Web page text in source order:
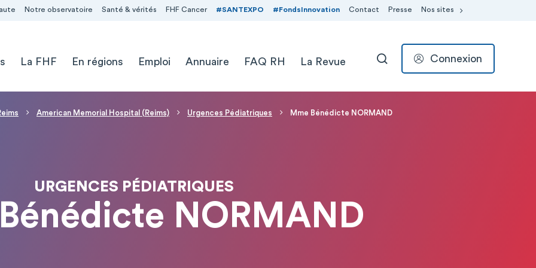
Notre observatoire Santé & vérités FHF Cancer #SANTEXPO #FondsInnovation Contact Presse Nos sites
La FHF En régions Emploi Annuaire FAQ RH La Revue RECHERCHER
Connexion
American Memorial Hospital (Reims) Urgences Pédiatriques Mme Bénédicte NORMAND
URGENCES PÉDIATRIQUES
NORMAND